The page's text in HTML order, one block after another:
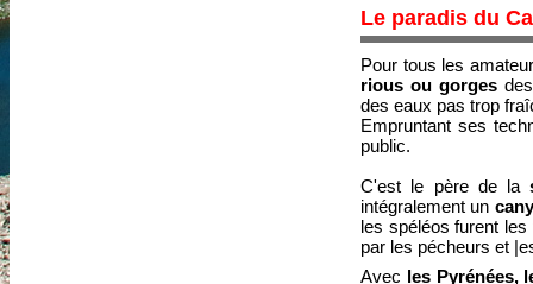
Le paradis du
Pour tous les
rious ou gorges
des eaux pas trop
Empruntant ses
public.
C'est le père de la
intégralement un
les spéléos furent
par les pécheurs et
Avec les Pyrénées,